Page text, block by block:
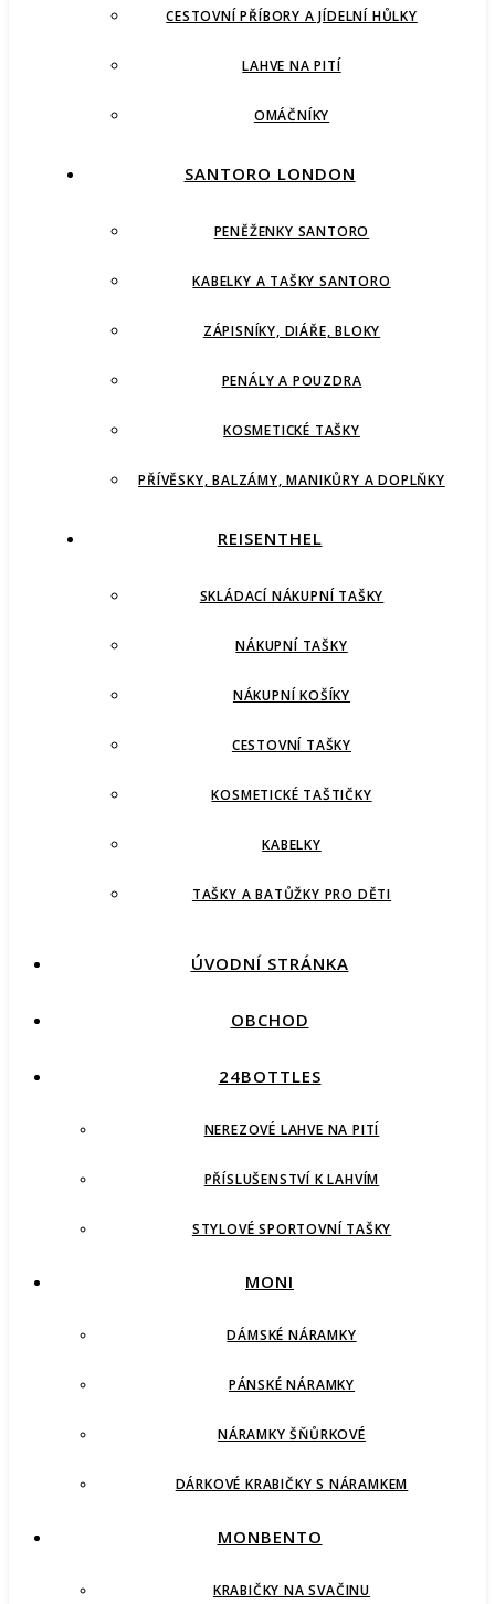
CESTOVNÍ PŘÍBORY A JÍDELNÍ HŮLKY
LAHVE NA PITÍ
OMÁČNÍKY
SANTORO LONDON
PENĚŽENKY SANTORO
KABELKY A TAŠKY SANTORO
ZÁPISNÍKY, DIÁŘE, BLOKY
PENÁLY A POUZDRA
KOSMETICKÉ TAŠKY
PŘÍVĚSKY, BALZÁMY, MANIKŮRY A DOPLŇKY
REISENTHEL
SKLÁDACÍ NÁKUPNÍ TAŠKY
NÁKUPNÍ TAŠKY
NÁKUPNÍ KOŠÍKY
CESTOVNÍ TAŠKY
KOSMETICKÉ TAŠTIČKY
KABELKY
TAŠKY A BATŮŽKY PRO DĚTI
ÚVODNÍ STRÁNKA
OBCHOD
24BOTTLES
NEREZOVÉ LAHVE NA PITÍ
PŘÍSLUŠENSTVÍ K LAHVÍM
STYLOVÉ SPORTOVNÍ TAŠKY
MONI
DÁMSKÉ NÁRAMKY
PÁNSKÉ NÁRAMKY
NÁRAMKY ŠŇŮRKOVÉ
DÁRKOVÉ KRABIČKY S NÁRAMKEM
MONBENTO
KRABIČKY NA SVAČINU